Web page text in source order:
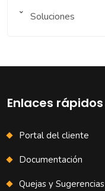
Soluciones
Enlaces rápidos
Portal del cliente
Documentación
Quejas y Sugerencias